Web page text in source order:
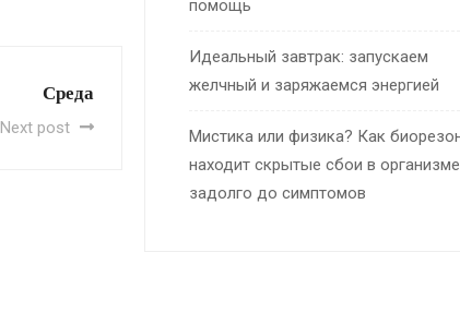
Среда
Next post
помощь
Идеальный завтрак: запускаем
желчный и заряжаемся энергией
Мистика или физика? Как
находит скрытые сбои в организме
задолго до симптомов